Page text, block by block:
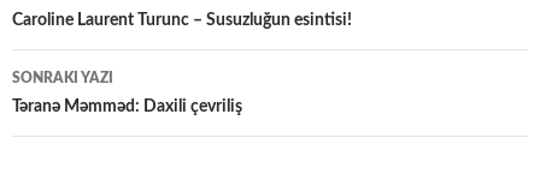
üzrə
naviqasiya
Caroline Laurent Turunc – Susuzluğun esintisi!
SONRAKI YAZI
Təranə Məmməd: Daxili çevriliş